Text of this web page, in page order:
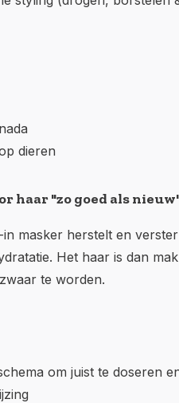
dieren
haar "zo goed als
in masker herstelt en
Het haar is dan
te worden.
om juist te doseren